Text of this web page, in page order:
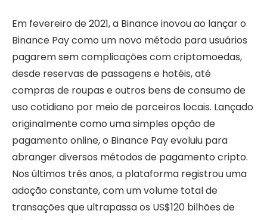
Em fevereiro de 2021, a Binance inovou ao lançar o
Binance Pay como um novo método para usuários
pagarem sem complicações com criptomoedas,
desde reservas de passagens e hotéis, até
compras de roupas e outros bens de consumo de
uso cotidiano por meio de parceiros locais. Lançado
originalmente como uma simples opção de
pagamento online, o Binance Pay evoluiu para
abranger diversos métodos de pagamento cripto.
Nos últimos três anos, a plataforma registrou uma
adoção constante, com um volume total de
transações que ultrapassa os US$120 bilhões de